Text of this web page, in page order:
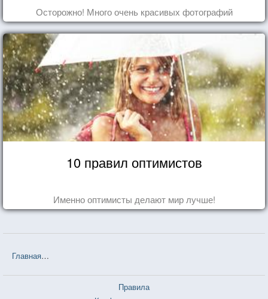
Осторожно! Много очень красивых фотографий
10 правил оптимистов
Именно оптимисты делают мир лучше!
Главная
Правила